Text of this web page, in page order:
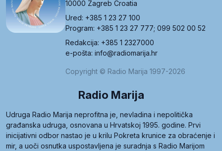
10000 Zagreb Croatia
Ured: +385 1 23 27 100
Program: +385 1 23 27 777; 099 502 00 52
Redakcija: +385 1 2327000
e-pošta: info@radiomarija.hr
Copyright © Radio Marija 1997-2026
Radio Marija
Udruga Radio Marija neprofitna je, nevladina i nepolitička
građanska udruga, osnovana u Hrvatskoj 1995. godine. Prvi
inicijativni odbor nastao je u krilu Pokreta krunice za obraćenje i
mir, a uoči osnutka uspostavljena je suradnja s Radio Marijom